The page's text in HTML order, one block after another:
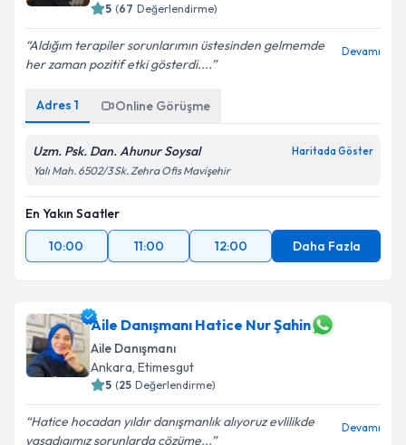
5 (67 Değerlendirme)
Aldığım terapiler sorunlarımın üstesinden gelmemde
her zaman pozitif etki gösterdi....
Devamı
Adres 1 Online Görüşme
Uzm. Psk. Dan. Ahunur Soysal Haritada Göster
Yalı Mah. 6502/3 Sk. Zehra Ofis Mavişehir
En Yakın Saatler
10:00
11:00 12:00 Daha Fazla
Aile Danışmanı Hatice Nur Şahin
Aile Danışmanı
Ankara, Etimesgut
5 (25 Değerlendirme)
Hatice hocadan yıldır danışmanlık alıyoruz evlilikde
yaşadıgımız sorunlarda çözüme...
Devamı